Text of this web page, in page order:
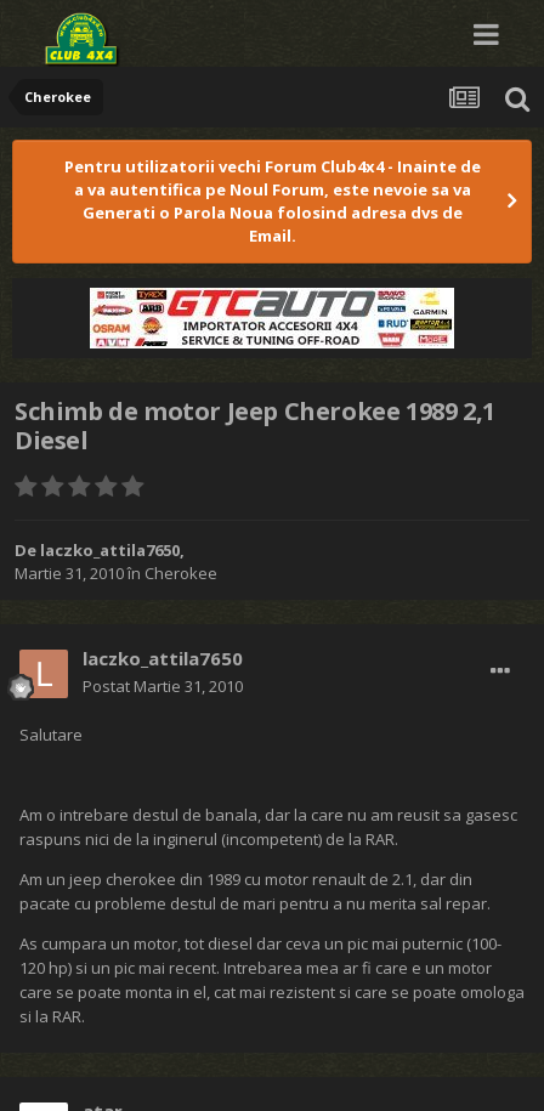
Cherokee
Pentru utilizatorii vechi Forum Club4x4 - Inainte de
a va autentifica pe Noul Forum, este nevoie sa va
Generati o Parola Noua folosind adresa dvs de
Email.
Schimb de motor Jeep Cherokee 1989 2,1
Diesel
De laczko_attila7650,
Martie 31, 2010în Cherokee
laczko_attila7650
Postat Martie 31, 2010
Salutare
Am o intrebare destul de banala, dar la care nu am reusit sa gasesc
raspuns nici de la inginerul (incompetent) de la RAR.
Am un jeep cherokee din 1989 cu motor renault de 2.1, dar din
pacate cu probleme destul de mari pentru a nu merita sal repar.
As cumpara un motor, tot diesel dar ceva un pic mai puternic (100-
120 hp) si un pic mai recent. Intrebarea mea ar fi care e un motor
care se poate monta in el, cat mai rezistent si care se poate omologa
si la RAR.